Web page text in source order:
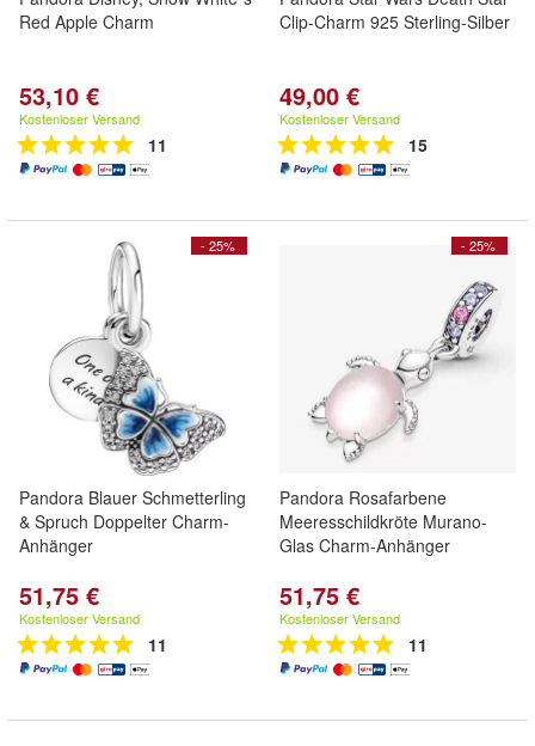
Red Apple Charm
53,10 €
Kostenloser Versand
11
Clip-Charm 925 Sterling-Silber
49,00 €
Kostenloser Versand
15
- 25%
Pandora Blauer Schmetterling
& Spruch Doppelter Charm-
Anhänger
51,75 €
Kostenloser Versand
11
- 25%
Pandora Rosafarbene
Meeresschildkröte Murano-
Glas Charm-Anhänger
51,75 €
Kostenloser Versand
11